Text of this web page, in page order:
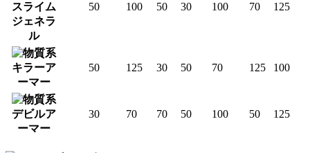
スライム
ジェネラ
ル
50 100 50 30 100 70 125
キラーア
ーマー
50 125 30 50 70 125 100
デビルア
ーマー
30 70 70 50 100 50 125